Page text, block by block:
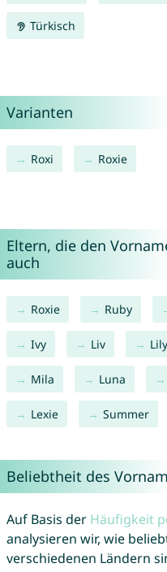
Türkisch
Varianten
Roxi Roxie
Eltern, die den
auch
Roxie Ruby
Ivy Liv Lily
Mila Luna
Lexie Summer
Beliebtheit des
Auf Basis der Häufigkeit
analysieren wir, wie
verschiedenen Ländern